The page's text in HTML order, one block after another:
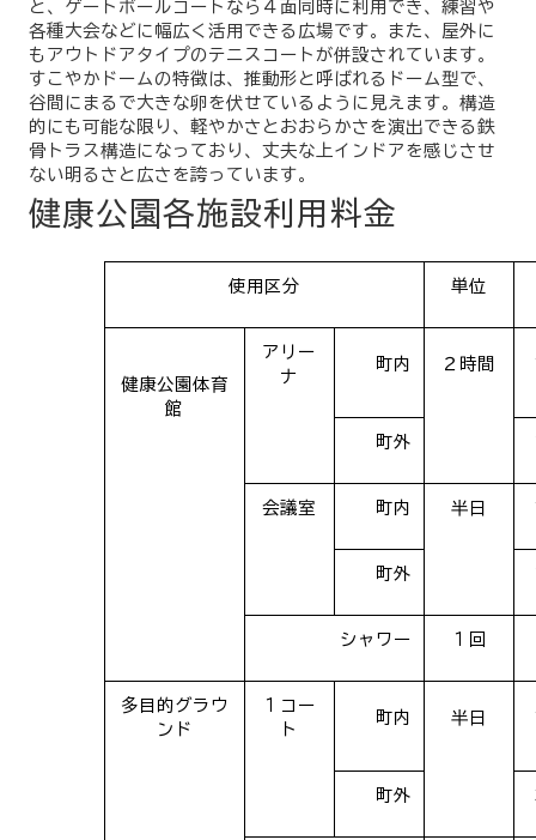
と、ゲートボールコートなら４面同時に利用でき、練習や
各種大会などに幅広く活用できる広場です。また、屋外に
もアウトドアタイプのテニスコートが併設されています。
すこやかドームの特徴は、推動形と呼ばれるドーム型で、
谷間にまるで大きな卵を伏せているように見えます。構造
的にも可能な限り、軽やかさとおおらかさを演出できる鉄
骨トラス構造になっており、丈夫な上インドアを感じさせ
ない明るさと広さを誇っています。
健康公園各施設利用料金
使用区分 単位
健康公園体育
館
アリー
ナ
町内 ２時間
町外
会議室 町内 半日
町外
シャワー １回
多目的グラウ
ンド
１コー
ト
町内 半日
町外